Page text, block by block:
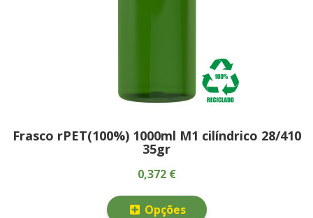
Frasco rPET(100%) 1000ml M1 cilíndrico 28/410
35gr
0,372 €
Opções